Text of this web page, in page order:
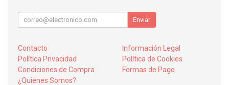
Enviar
Contacto
Información Legal
Política Privacidad
Política de Cookies
Condiciones de Compra
Formas de Pago
¿Quienes Somos?